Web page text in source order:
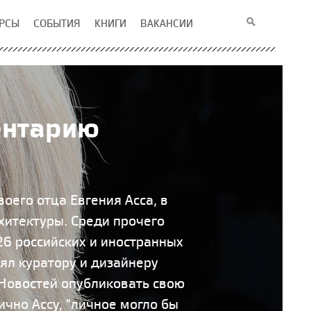
СОБЫТИЯ КНИГИ ВАКАНСИИ
отца Евгения Асса, в
Среди прочего
российских и иностранных
куратору и дизайнеру
опубликовать свою
Ассу, "личное могло бы